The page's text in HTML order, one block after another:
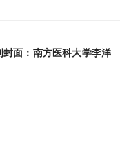
面：南方医科大学李洋/